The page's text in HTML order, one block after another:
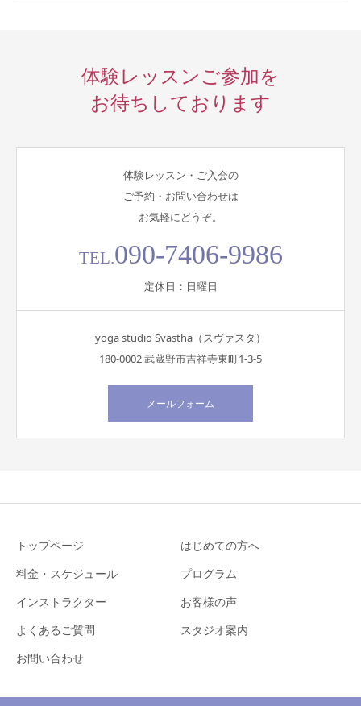
体験レッスンご参加を
お待ちしております
体験レッスン・ご入会の
ご予約・お問い合わせは
お気軽にどうぞ。
TEL.090-7406-9986
定休日：日曜日
yoga studio Svastha（スヴァスタ）
180-0002 武蔵野市吉祥寺東町1-3-5
メールフォーム
トップページ
はじめての方へ
料金・スケジュール
プログラム
インストラクター
お客様の声
よくあるご質問
スタジオ案内
お問い合わせ